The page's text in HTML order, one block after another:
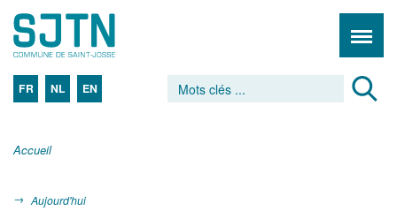
FR NL EN
Accueil
Aujourd'hui